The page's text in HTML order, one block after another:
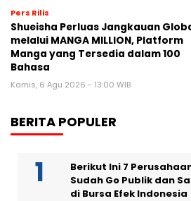
Pers Rilis
Shueisha Perluas Jangkauan
melalui MANGA MILLION, Platform
Manga yang Tersedia dalam 100
Bahasa
Kamis, 6 Agu 2026 - 13:00 WIB
BERITA POPULER
Berikut Ini 7
Sudah Go Publik dan
di Bursa Efek Indonesia